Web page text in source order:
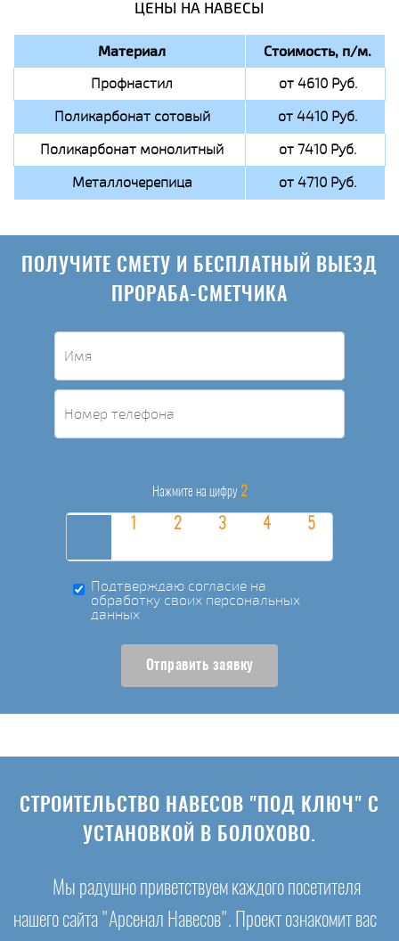
ЦЕНЫ НА НАВЕСЫ
Материал Стоимость, п/м.
Профнастил
от 4610 Руб.
Поликарбонат сотовый
от 4410 Руб.
Поликарбонат монолитный
от 7410 Руб.
Металлочерепица
от 4710 Руб.
ПОЛУЧИТЕ СМЕТУ И БЕСПЛАТНЫЙ ВЫЕЗД
ПРОРАБА-СМЕТЧИКА
Нажмите на цифру 2
Подтверждаю согласие на
обработку своих персональных
данных
Отправить заявку
СТРОИТЕЛЬСТВО НАВЕСОВ "ПОД КЛЮЧ" С
УСТАНОВКОЙ В БОЛОХОВО.
Мы радушно приветствуем каждого посетителя
нашего сайта "Арсенал Навесов". Проект ознакомит вас